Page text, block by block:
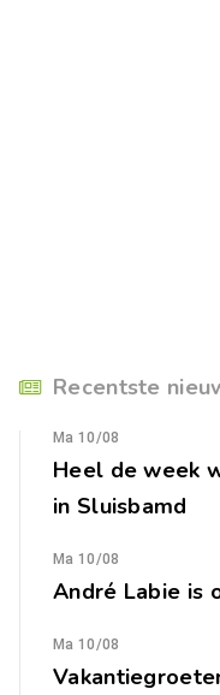
Recentste
Ma 10/08
Heel de week
in Sluisbamd
Ma 10/08
André Labie is
Ma 10/08